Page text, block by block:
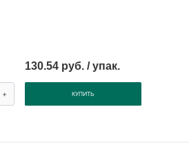
130.54 руб. / упак.
+ КУПИТЬ